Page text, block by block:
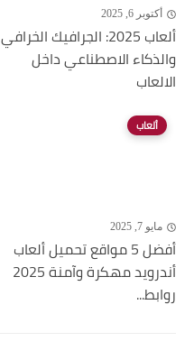
أكتوبر 6, 2025
ألعاب 2025: الجرافيك الخرافي
والذكاء الاصطناعي داخل
الالعاب
ألعاب
مايو 7, 2025
أفضل 5 مواقع تحميل ألعاب
أندرويد مهكرة وآمنة 2025
روابط...